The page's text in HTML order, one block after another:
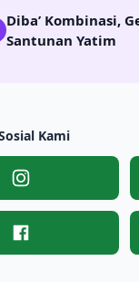
Diba’ Kombinasi,
Santunan Yatim
Kami
Instagram
Facebook